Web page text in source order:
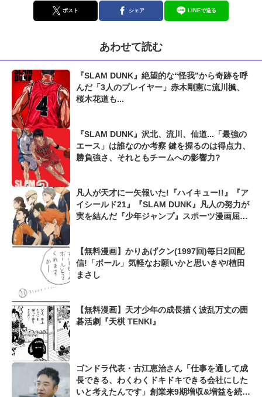
ポスト シェア LINEで送る
あわせて読む
『SLAM DUNK』絶望的な“怪我”から奇跡を呼
んだ「3人のプレイヤー」赤木剛憲に流川楓、
桜木花道も...
『SLAM DUNK』沢北、流川、仙道...「最強の
エース」は誰なのか考察 鍵を握るのは得点力、
勝負強さ、それともチームへの影響力?
凡人が天才に一矢報いた!『ハイキュー!!』『ア
イシールド21』『SLAM DUNK』凡人の努力が
実を結んだ『少年ジャンプ』スポーツ漫画屈指
【無料漫画】かりあげクン(1997回)毎日2回配
信!「ボール」気軽なお願いかと思いきや/植田
まさし
【無料漫画】天才少年の成長描く波乱万丈の囲
碁活劇『天棋 TENKI』
ゴンドラ代表・古江恵治さん「仕事を通して成
長できる、わくわくドキドキできる会社にした
いと考えたんです」創業来9期増収&増益を続け